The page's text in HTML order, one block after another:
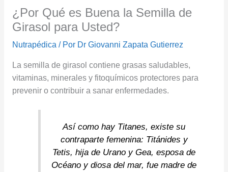
¿Por Qué es Buena la Semilla de
Girasol para Usted?
Nutrapédica / Por Dr Giovanni Zapata Gutierrez
La semilla de girasol contiene grasas saludables,
vitaminas, minerales y fitoquímicos protectores para
prevenir o contribuir a sanar enfermedades.
Así como hay Titanes, existe su
contraparte femenina: Titánides y
Tetis, hija de Urano y Gea, esposa de
Océano y diosa del mar, fue madre de